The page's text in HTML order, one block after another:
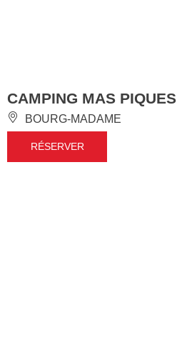
CAMPING MAS PIQUES
BOURG-MADAME
RÉSERVER